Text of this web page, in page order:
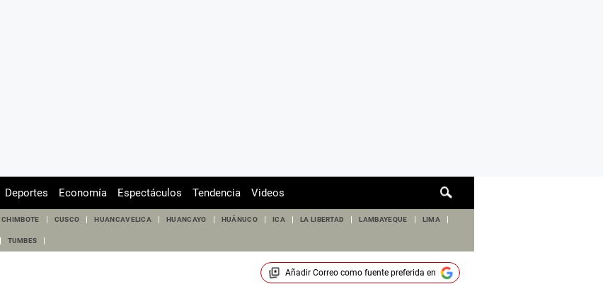
de
Deportes Economía Espectáculos Tendencia Videos
CHIMBOTE CUSCO HUANCAVELICA HUANCAYO HUÁNUCO ICA LA LIBERTAD LAMBAYEQUE LIMA
TUMBES
Añadir Correocomo fuente preferida en